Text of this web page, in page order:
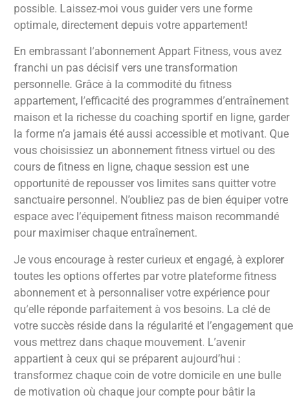
possible. Laissez-moi vous guider vers une forme
optimale, directement depuis votre appartement!
En embrassant l’abonnement Appart Fitness, vous avez
franchi un pas décisif vers une transformation
personnelle. Grâce à la commodité du fitness
appartement, l’efficacité des programmes d’entraînement
maison et la richesse du coaching sportif en ligne, garder
la forme n’a jamais été aussi accessible et motivant. Que
vous choisissiez un abonnement fitness virtuel ou des
cours de fitness en ligne, chaque session est une
opportunité de repousser vos limites sans quitter votre
sanctuaire personnel. N’oubliez pas de bien équiper votre
espace avec l’équipement fitness maison recommandé
pour maximiser chaque entraînement.
Je vous encourage à rester curieux et engagé, à explorer
toutes les options offertes par votre plateforme fitness
abonnement et à personnaliser votre expérience pour
qu’elle réponde parfaitement à vos besoins. La clé de
votre succès réside dans la régularité et l’engagement que
vous mettrez dans chaque mouvement. L’avenir
appartient à ceux qui se préparent aujourd’hui :
transformez chaque coin de votre domicile en une bulle
de motivation où chaque jour compte pour bâtir la